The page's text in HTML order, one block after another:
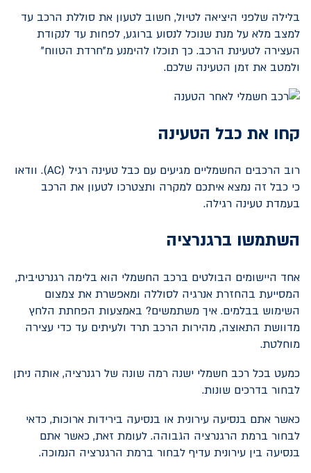
בלילה שלפני היציאה לטיול, חשוב לטעון את סוללת הרכב עד
למצב מלא על מנת שנוכל לנסוע ברוגע, לפחות עד לנקודת
העצירה לטעינת הרכב. כך תוכלו להימנע מ"חרדת הטווח"
ולמטב את זמן הטעינה שלכם.
קחו את כבל הטעינה
רוב הרכבים החשמליים מגיעים עם כבל טעינה רגיל (AC). וודאו
כי כבל זה נמצא איתכם למקרה ותצטרכו לטעון את הרכב
בעמדת טעינה רגילה.
השתמשו ברגנרציה
אחד היישומים הבולטים ברכב החשמלי הוא בלימה רגנרטיבית,
המסייעת בהחזרת אנרגיה לסוללה ומאפשרת את צמצום
השימוש בבלמים. איך משתמשים? באמצעות הפחתת הלחץ
מדוושת התאוצה, מהירות הרכב תרד ולעיתים עד כדי עצירה
מוחלטת.
כמעט בכל רכב חשמלי ישנה רמה שונה של רגנרציה, אותה ניתן
לבחור בדרכים שונות.
כאשר אתם בנסיעה עירונית או בנסיעה בירידות ארוכות, כדאי
לבחור ברמת הרגנרציה הגבוהה. לעומת זאת, כאשר אתם
בנסיעה בין עירונית עדיף לבחור ברמת הרגנרציה הנמוכה.